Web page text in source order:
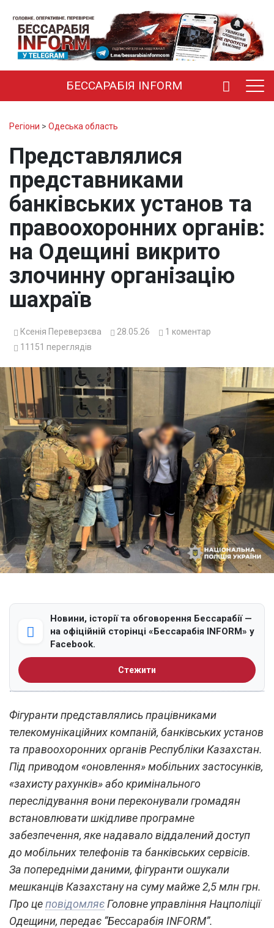
БЕССАРАБІЯ INFORM
Регіони > Одеська область
Представлялися
представниками
банківських установ та
правоохоронних органів:
на Одещині викрито
злочинну організацію
шахраїв
Ксенія Переверзєва 28.05.26 1 коментар
11151 переглядів
Новини, історії та обговорення Бессарабії —
на офіційній сторінці «Бессарабія INFORM» у
Facebook.
Стежити
Фігуранти представлялись працівниками
телекомунікаційних компаній, банківських установ
та правоохоронних органів Республіки Казахстан.
Під приводом «оновлення» мобільних застосунків,
«захисту рахунків» або кримінального
переслідування вони переконували громадян
встановлювати шкідливе програмне
забезпечення, яке надавало віддалений доступ
до мобільних телефонів та банківських сервісів.
За попередніми даними, фігуранти ошукали
мешканців Казахстану на суму майже 2,5 млн грн.
Про цеповідомляєГоловне управління Нацполіції
Одещини, передає “Бессарабія INFORM”.